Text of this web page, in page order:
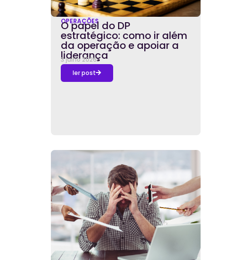
OPERAÇÕES
O papel do DP
estratégico: como ir além
da operação e apoiar a
liderança
3 julho 2026
ler post